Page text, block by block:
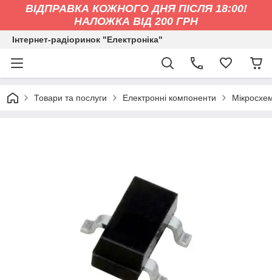
ВІДПРАВКА КОЖНОГО ДНЯ ПІСЛЯ 18:00!
НАЛОЖКА ВІД 200 ГРН
Інтернет-радіоринок "Електроніка"
Товари та послуги Електронні компоненти